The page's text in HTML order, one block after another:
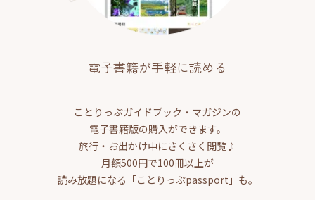
電子書籍が手軽に読める
ことりっぷガイドブック・マガジンの
電子書籍版の購入ができます。
旅行・お出かけ中にさくさく閲覧♪
月額500円で100冊以上が
読み放題になる「ことりっぷpassport」も。